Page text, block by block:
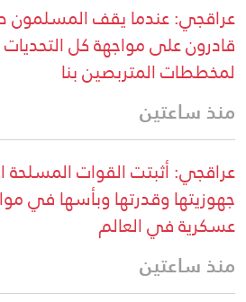
عراقجي: عندما يقف المسلمون
قادرون على مواجهة كل
لمخططات المتربصين بنا
منذ ساعتين
عراقجي: أثبتت القوات المسلحة
جهوزيتها وقدرتها وبأسها في
عسكرية في العالم
منذ ساعتين